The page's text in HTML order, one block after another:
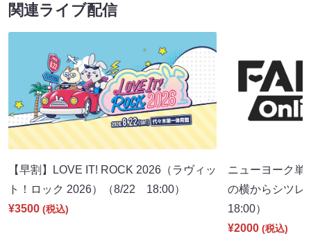
関連ライブ配信
【早割】LOVE IT! ROCK 2026（ラヴィッ
ト！ロック 2026）（8/22 18:00）
¥3500 (税込)
ニューヨーク単
の横からシツ
18:00）
¥2000 (税込)